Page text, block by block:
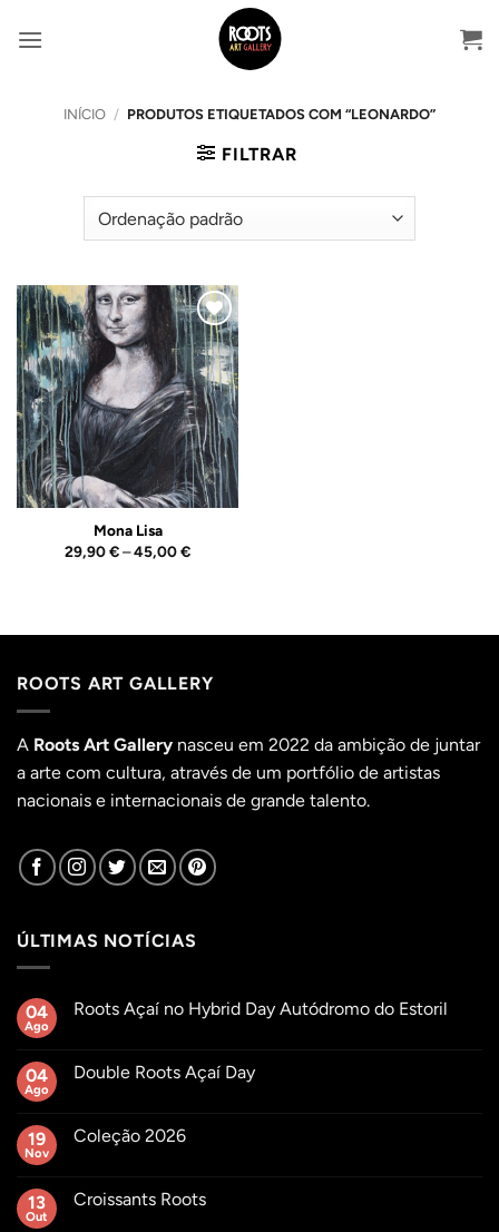
INÍCIO / PRODUTOS ETIQUETADOS COM “LEONARDO”
FILTRAR
Adicionar
ao
Wishlist
Mona Lisa
29,90€–45,00€Price
ROOTS ART GALLERY
A Roots Art Gallery nasceu em 2022 da ambição de juntar
a arte com cultura, através de um portfólio de artistas
nacionais e internacionais de grande talento.
ÚLTIMAS NOTÍCIAS
04
Ago
Roots Açaí no Hybrid Day Autódromo do Estoril
Roots
Day
Autódromo
04
Ago
Double Roots Açaí Day
Double
19
Nov
Coleção 2026
Coleção
13
Out
Croissants Roots